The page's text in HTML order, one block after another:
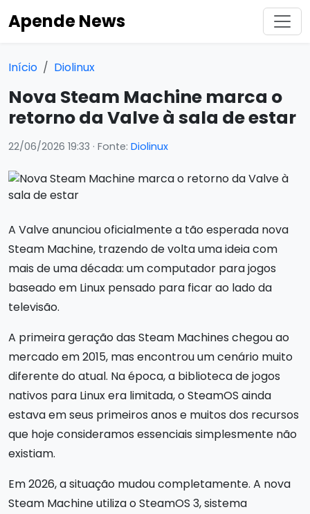
Apende News
Início Diolinux
Nova Steam Machine marca o
retorno da Valve à sala de estar
22/06/2026 19:33 · Fonte: Diolinux
A Valve anunciou oficialmente a tão esperada nova
Steam Machine, trazendo de volta uma ideia com
mais de uma década: um computador para jogos
baseado em Linux pensado para ficar ao lado da
televisão.
A primeira geração das Steam Machines chegou ao
mercado em 2015, mas encontrou um cenário muito
diferente do atual. Na época, a biblioteca de jogos
nativos para Linux era limitada, o SteamOS ainda
estava em seus primeiros anos e muitos dos recursos
que hoje consideramos essenciais simplesmente não
existiam.
Em 2026, a situação mudou completamente. A nova
Steam Machine utiliza o SteamOS 3, sistema